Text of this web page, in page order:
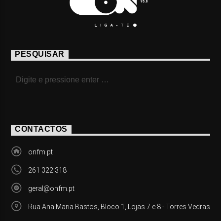
PESQUISAR
CONTACTOS
onfm.pt
261 322 318
geral@onfm.pt
Rua Ana Maria Bastos, Bloco 1, Lojas 7 e 8 - Torres Vedras